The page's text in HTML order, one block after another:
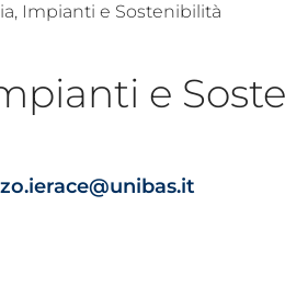
Impianti e Sostenibilità
e